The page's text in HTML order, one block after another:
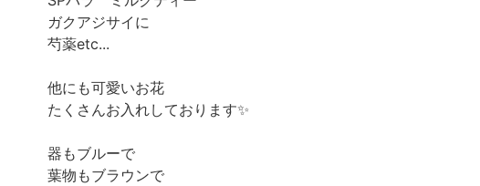
ガクアジサイに
芍薬etc...
他にも可愛いお花
たくさんお入れしております✨
器もブルーで
葉物もブラウンで